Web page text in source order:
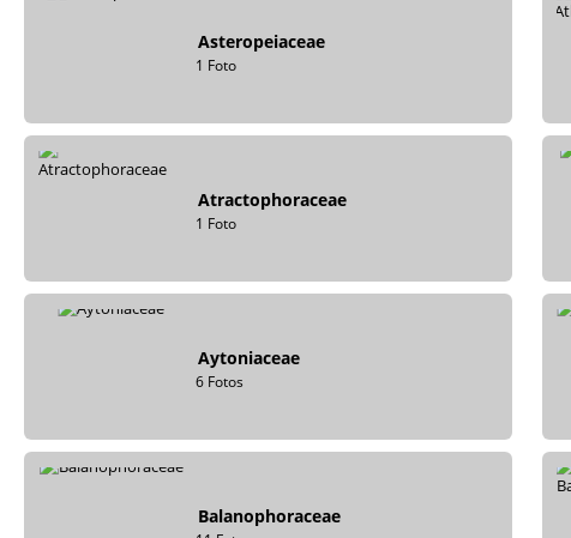
Asteropeiaceae
1 Foto
Atractophoraceae
1 Foto
Aytoniaceae
6 Fotos
Balanophoraceae